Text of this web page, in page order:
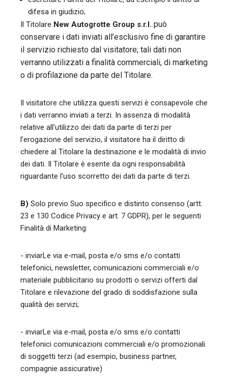
difesa in giudizio;
Il Titolare New Autogrotte Group s.r.l. può
conservare i dati inviati all’esclusivo fine di garantire
il servizio richiesto dal visitatore; tali dati non
verranno utilizzati a finalità commerciali, di marketing
o di profilazione da parte del Titolare.
Il visitatore che utilizza questi servizi è consapevole che
i dati verranno inviati a terzi. In assenza di modalità
relative all’utilizzo dei dati da parte di terzi per
l’erogazione del servizio, il visitatore ha il diritto di
chiedere al Titolare la destinazione e le modalità di invio
dei dati. Il Titolare è esente da ogni responsabilità
riguardante l’uso scorretto dei dati da parte di terzi.
B) Solo previo Suo specifico e distinto consenso (artt.
23 e 130 Codice Privacy e art. 7 GDPR), per le seguenti
Finalità di Marketing:
- inviarLe via e-mail, posta e/o sms e/o contatti
telefonici, newsletter, comunicazioni commerciali e/o
materiale pubblicitario su prodotti o servizi offerti dal
Titolare e rilevazione del grado di soddisfazione sulla
qualità dei servizi;
- inviarLe via e-mail, posta e/o sms e/o contatti
telefonici comunicazioni commerciali e/o promozionali
di soggetti terzi (ad esempio, business partner,
compagnie assicurative)